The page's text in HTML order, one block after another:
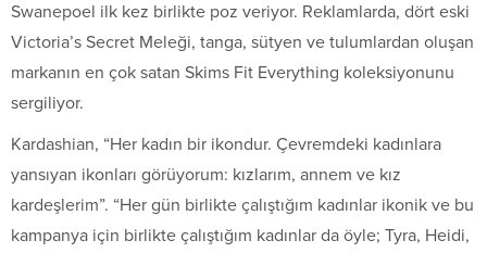
Swanepoel ilk kez birlikte poz veriyor. Reklamlarda, dört eski
Victoria’s Secret Meleği, tanga, sütyen ve tulumlardan oluşan
markanın en çok satan Skims Fit Everything koleksiyonunu
sergiliyor.
Kardashian, “Her kadın bir ikondur. Çevremdeki kadınlara
yansıyan ikonları görüyorum: kızlarım, annem ve kız
kardeşlerim”. “Her gün birlikte çalıştığım kadınlar ikonik ve bu
kampanya için birlikte çalıştığım kadınlar da öyle; Tyra, Heidi,